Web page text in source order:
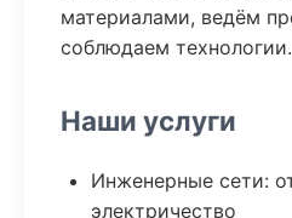
материалами, ведём
соблюдаем технологии.
Наши услуги
Инженерные сети:
электричество